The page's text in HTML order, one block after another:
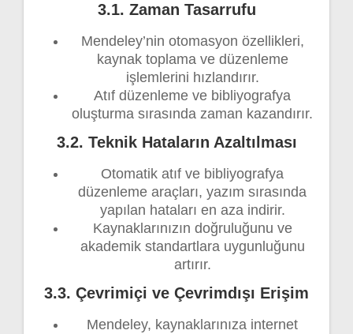
3.1. Zaman Tasarrufu
Mendeley’nin otomasyon özellikleri,
kaynak toplama ve düzenleme
işlemlerini hızlandırır.
Atıf düzenleme ve bibliyografya
oluşturma sırasında zaman kazandırır.
3.2. Teknik Hataların Azaltılması
Otomatik atıf ve bibliyografya
düzenleme araçları, yazım sırasında
yapılan hataları en aza indirir.
Kaynaklarınızın doğruluğunu ve
akademik standartlara uygunluğunu
artırır.
3.3. Çevrimiçi ve Çevrimdışı Erişim
Mendeley, kaynaklarınıza internet